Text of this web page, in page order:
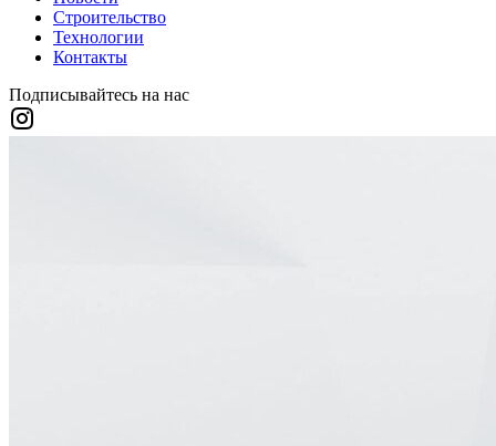
Строительство
Технологии
Контакты
Подписывайтесь на нас